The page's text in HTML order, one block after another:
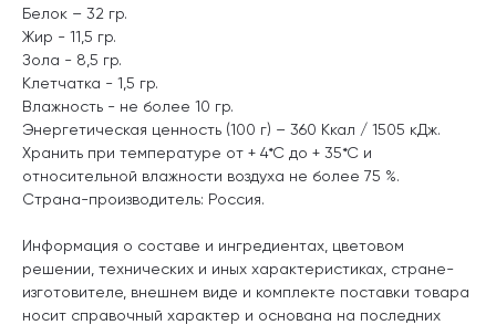
Белок – 32 гр.
Жир - 11,5 гр.
Зола - 8,5 гр.
Клетчатка - 1,5 гр.
Влажность - не более 10 гр.
Энергетическая ценность (100 г) – 360 Ккал / 1505 кДж.
Хранить при температуре от + 4*С до + 35*С и
относительной влажности воздуха не более 75 %.
Страна-производитель: Россия.
Информация о составе и ингредиентах, цветовом
решении, технических и иных характеристиках, стране-
изготовителе, внешнем виде и комплекте поставки товара
носит справочный характер и основана на последних